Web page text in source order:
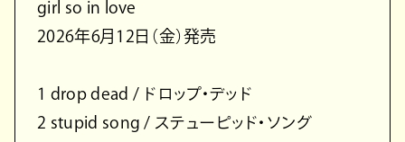
girl so in love
2026年6月12日（金）発売
1 drop dead / ドロップ・デッド
2 stupid song / ステューピッド・ソング